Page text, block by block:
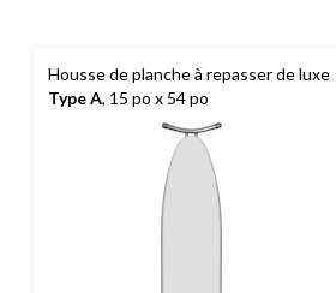
Housse de planche à repasser de luxe
Type A, 15 po x 54 po